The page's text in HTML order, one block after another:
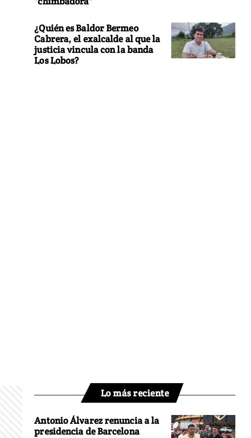
¿Quién es Baldor Bermeo
Cabrera, el exalcalde al que la
justicia vincula con la banda
Los Lobos?
Lo más reciente
Antonio Álvarez renuncia a la
presidencia de Barcelona